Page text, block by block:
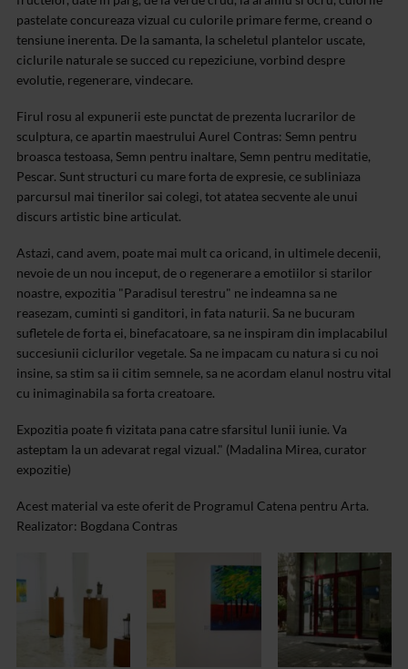
pastelate concureaza vizual cu culorile primare ferme, creand o
tensiune inerenta. De la samanta, la scheletul plantelor uscate,
ciclurile naturale se succed cu repeziciune, vorbind despre
evolutie, regenerare, vindecare.
Firul rosu al expunerii este punctat de prezenta lucrarilor de
sculptura, ce apartin maestrului Aurel Contras: Semn pentru
broasca testoasa, Semn pentru inaltare, Semn pentru meditatie,
Pescar. Sunt structuri cu mare forta de expresie, ce subliniaza
parcursul mai tinerilor sai colegi, tot atatea secvente ale unui
discurs artistic bine articulat.
Astazi, cand avem, poate mai mult ca oricand, in ultimele decenii,
nevoie de un nou inceput, de o regenerare a emotiilor si starilor
noastre, expozitia "Paradisul terestru" ne indeamna sa ne
reasezam, cuminti si ganditori, in fata naturii. Sa ne bucuram
sufletele de forta ei, binefacatoare, sa ne inspiram din implacabilul
succesiunii ciclurilor vegetale. Sa ne impacam cu natura si cu noi
insine, sa stim sa ii citim semnele, sa ne acordam elanul nostru vital
cu inimaginabila sa forta creatoare.
Expozitia poate fi vizitata pana catre sfarsitul lunii iunie. Va
asteptam la un adevarat regal vizual." (Madalina Mirea, curator
expozitie)
Acest material va este oferit de Programul Catena pentru Arta.
Realizator: Bogdana Contras